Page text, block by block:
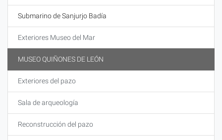
Submarino de Sanjurjo Badía
Exteriores Museo del Mar
MUSEO QUIÑONES DE LEÓN
Exteriores del pazo
Sala de arqueología
Reconstrucción del pazo